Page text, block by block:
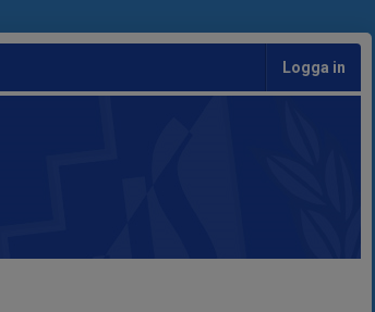
Logga in